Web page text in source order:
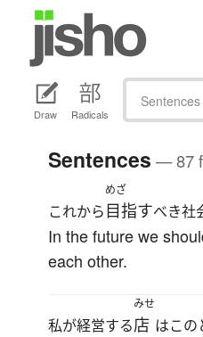
Draw Radicals
Sentences
Sentences — 87
これから
めざ
目指すべき社
In the future we
each other.
私が経営する
みせ
店 はこの